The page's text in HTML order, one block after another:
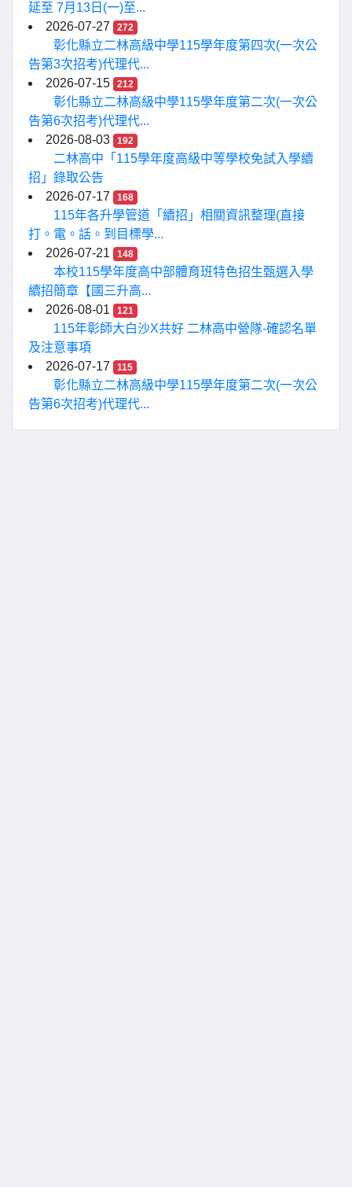
延至 7月13日(一)至...
2026-07-27
272
彰化縣立二林高級中學115學年度第四次(一次公
告第3次招考)代理代...
2026-07-15
212
彰化縣立二林高級中學115學年度第二次(一次公
告第6次招考)代理代...
2026-08-03
192
二林高中「115學年度高級中等學校免試入學續
招」錄取公告
2026-07-17
168
115年各升學管道「續招」相關資訊整理(直接
打。電。話。到目標學...
2026-07-21
148
本校115學年度高中部體育班特色招生甄選入學
續招簡章【國三升高...
2026-08-01
121
115年彰師大白沙X共好 二林高中營隊-確認名單
及注意事項
2026-07-17
115
彰化縣立二林高級中學115學年度第二次(一次公
告第6次招考)代理代...